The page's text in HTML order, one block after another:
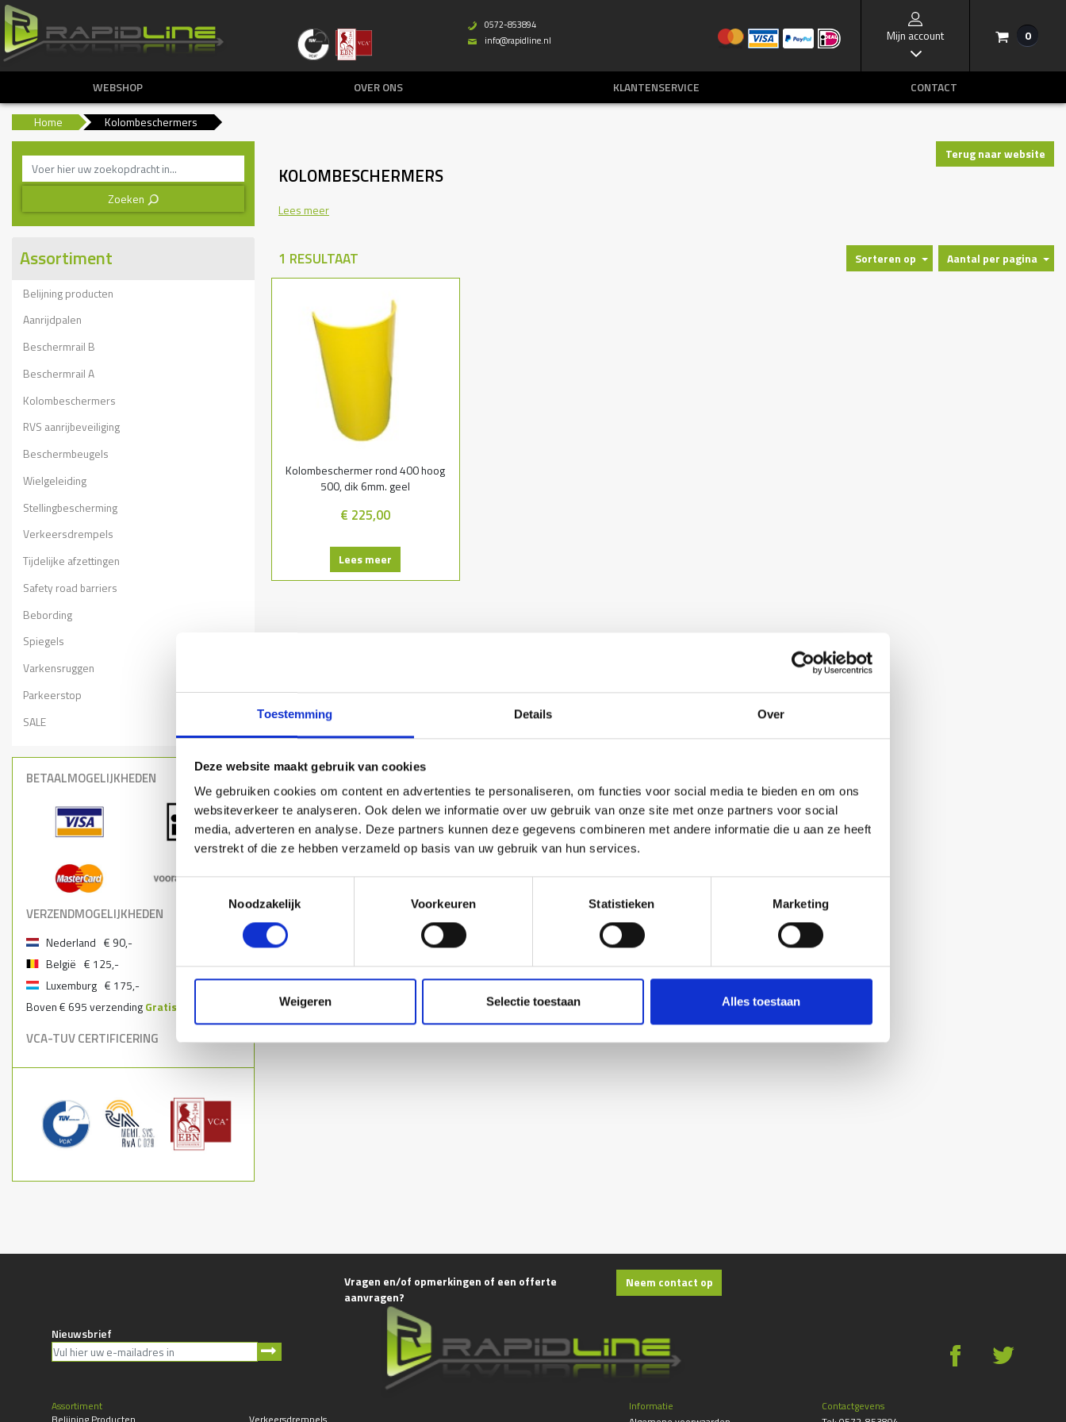
Toestemming Details Over
Deze website maakt gebruik van cookies
We gebruiken cookies om content en advertenties te personaliseren, om functies voor social media te bieden en om ons
websiteverkeer te analyseren. Ook delen we informatie over uw gebruik van onze site met onze partners voor social
media, adverteren en analyse. Deze partners kunnen deze gegevens combineren met andere informatie die u aan ze heeft
verstrekt of die ze hebben verzameld op basis van uw gebruik van hun services.
Toestemmingsselectie
Noodzakelijk
Voorkeuren Statistieken Marketing
Weigeren Selectie toestaan Alles toestaan
b 0572-853894
% info@rapidline.nl Mijn account
I
/ 0
WEBSHOP OVER ONS KLANTENSERVICE CONTACT
Home Kolombeschermers
Zoeken 3
Assortiment
Belijning producten
Aanrijdpalen
Beschermrail B
Beschermrail A
Kolombeschermers
RVS aanrijbeveiliging
Beschermbeugels
Wielgeleiding
Stellingbescherming
Verkeersdrempels
Tijdelijke afzettingen
Safety road barriers
Bebording
Spiegels
Varkensruggen
Parkeerstop
SALE
BETAALMOGELIJKHEDEN
VERZENDMOGELIJKHEDEN
Nederland € 90,-
België € 125,-
Luxemburg € 175,-
Boven € 695 verzendingGratis
VCA-TUV CERTIFICERING
Terug naar website
KOLOMBESCHERMERS
Lees meer
1 RESULTAAT Aantal per pagina
Sorteren op
Kolombeschermer rond 400 hoog
500, dik 6mm. geel
€ 225,00
Lees meer
Vragen en/of opmerkingen of een offerte
aanvragen?
Neem contact op
Nieuwsbrief
g *
Assortiment
Informatie
Contactgevens